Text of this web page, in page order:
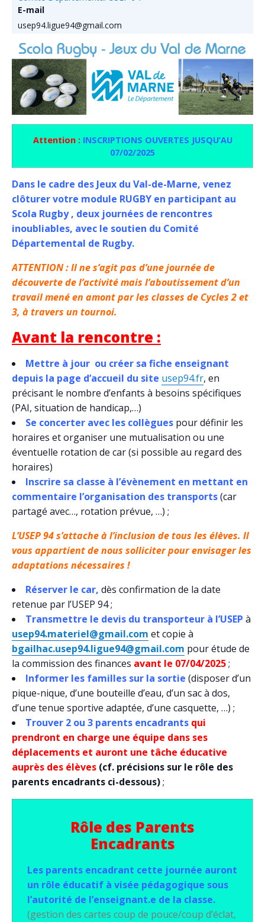
E-mail
usep94.ligue94@gmail.com
Attention : INSCRIPTIONS OUVERTES JUSQU’AU
07/02/2025
Dans le cadre des Jeux du Val-de-Marne, venez
clôturer votre module RUGBY en participant au
Scola Rugby , deux journées de rencontres
inoubliables, avec le soutien du Comité
Départemental de Rugby.
ATTENTION : Il ne s’agit pas d’une journée de
découverte de l’activité mais l’aboutissement d’un
travail mené en amont par les classes de Cycles 2 et
3, à travers un tournoi.
Avant la rencontre :
Mettre à jour ou créer sa fiche enseignant
depuis la page d’accueil du site usep94.fr, en
précisant le nombre d’enfants à besoins spécifiques
(PAI, situation de handicap,…)
Se concerter avec les collègues pour définir les
horaires et organiser une mutualisation ou une
éventuelle rotation de car (si possible au regard des
horaires)
Inscrire sa classe à l’évènement en mettant en
commentaire l’organisation des transports(car
partagé avec…, rotation prévue, …) ;
L’USEP 94 s’attache à l’inclusion de tous les élèves. Il
vous appartient de nous solliciter pour envisager les
adaptations nécessaires !
Réserver le car, dès confirmation de la date
retenue par l’USEP 94 ;
Transmettre le devis du transporteur à l’USEP à
usep94.materiel@gmail.com et copie à
bgailhac.usep94.ligue94@gmail.com pour étude de
la commission des finances avant le 07/04/2025;
Informer les familles sur la sortie (disposer d’un
pique-nique, d’une bouteille d’eau, d’un sac à dos,
d’une tenue sportive adaptée, d’une casquette, …) ;
Trouver 2 ou 3 parents encadrants qui
prendront en charge une équipe dans ses
déplacements et auront une tâche éducative
auprès des élèves (cf. précisions sur le rôle des
parents encadrants ci-dessous);
Rôle des Parents
Encadrants
Les parents encadrant cette journée auront
un rôle éducatif à visée pédagogique sous
l’autorité de l’enseignant.e de la classe.
(gestion des cartes coup de pouce/coup d’éclat,